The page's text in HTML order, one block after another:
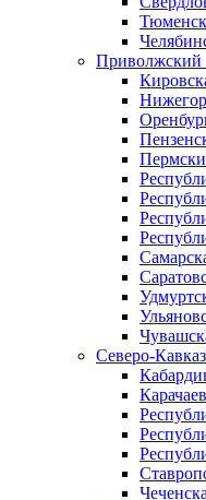
Приволжский
Северо-